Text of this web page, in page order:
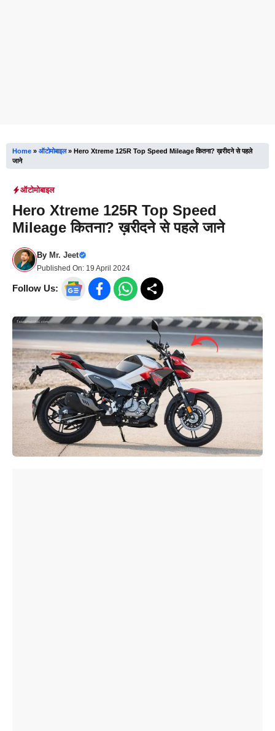
Home » ऑटोमोबाइल» Hero Xtreme 125R Top Speed Mileage कितना? ख़रीदने से पहले
जाने
ऑटोमोबाइल
Hero Xtreme 125R Top Speed
Mileage कितना? ख़रीदने से पहले जाने
By Mr. Jeet
Published On: 19 April 2024
Follow Us: